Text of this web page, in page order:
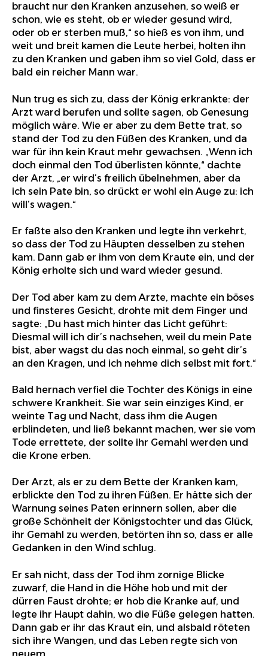
braucht nur den Kranken anzusehen, so weiß er
schon, wie es steht, ob er wieder gesund wird,
oder ob er sterben muß,“ so hieß es von ihm, und
weit und breit kamen die Leute herbei, holten ihn
zu den Kranken und gaben ihm so viel Gold, dass er
bald ein reicher Mann war.
Nun trug es sich zu, dass der König erkrankte: der
Arzt ward berufen und sollte sagen, ob Genesung
möglich wäre. Wie er aber zu dem Bette trat, so
stand der Tod zu den Füßen des Kranken, und da
war für ihn kein Kraut mehr gewachsen. „Wenn ich
doch einmal den Tod überlisten könnte,“ dachte
der Arzt, „er wird’s freilich übelnehmen, aber da
ich sein Pate bin, so drückt er wohl ein Auge zu: ich
will’s wagen.“
Er faßte also den Kranken und legte ihn verkehrt,
so dass der Tod zu Häupten desselben zu stehen
kam. Dann gab er ihm von dem Kraute ein, und der
König erholte sich und ward wieder gesund.
Der Tod aber kam zu dem Arzte, machte ein böses
und finsteres Gesicht, drohte mit dem Finger und
sagte: „Du hast mich hinter das Licht geführt:
Diesmal will ich dir’s nachsehen, weil du mein Pate
bist, aber wagst du das noch einmal, so geht dir’s
an den Kragen, und ich nehme dich selbst mit fort.“
Bald hernach verfiel die Tochter des Königs in eine
schwere Krankheit. Sie war sein einziges Kind, er
weinte Tag und Nacht, dass ihm die Augen
erblindeten, und ließ bekannt machen, wer sie vom
Tode errettete, der sollte ihr Gemahl werden und
die Krone erben.
Der Arzt, als er zu dem Bette der Kranken kam,
erblickte den Tod zu ihren Füßen. Er hätte sich der
Warnung seines Paten erinnern sollen, aber die
große Schönheit der Königstochter und das Glück,
ihr Gemahl zu werden, betörten ihn so, dass er alle
Gedanken in den Wind schlug.
Er sah nicht, dass der Tod ihm zornige Blicke
zuwarf, die Hand in die Höhe hob und mit der
dürren Faust drohte; er hob die Kranke auf, und
legte ihr Haupt dahin, wo die Füße gelegen hatten.
Dann gab er ihr das Kraut ein, und alsbald röteten
sich ihre Wangen, und das Leben regte sich von